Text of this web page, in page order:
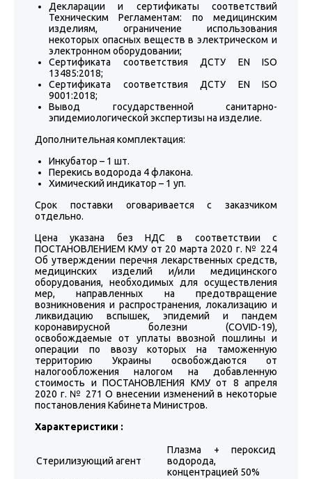
Декларации и сертификаты соответствий
Техническим Регламентам: по медицинским
изделиям, ограничение использования
некоторых опасных веществ в электрическом и
электронном оборудовании;
Сертификата соответствия ДСТУ EN ISO
13485:2018;
Сертификата соответствия ДСТУ EN ISO
9001:2018;
Вывод государственной санитарно-
эпидемиологической экспертизы на изделие.
Дополнительная комплектация:
Инкубатор – 1 шт.
Перекись водорода 4 флакона.
Химический индикатор – 1 уп.
Срок поставки оговаривается с заказчиком
отдельно.
Цена указана без НДС в соответствии с
ПОСТАНОВЛЕНИЕМ КМУ от 20 марта 2020 г. № 224
Об утверждении перечня лекарственных средств,
медицинских изделий и/или медицинского
оборудования, необходимых для осуществления
мер, направленных на предотвращение
возникновения и распространения, локализацию и
ликвидацию вспышек, эпидемий и пандем
коронавирусной болезни (COVID-19),
освобождаемые от уплаты ввозной пошлины и
операции по ввозу которых на таможенную
территорию Украины освобождаются от
налогообложения налогом на добавленную
стоимость и ПОСТАНОВЛЕНИЯ КМУ от 8 апреля
2020 г. № 271 О внесении изменений в некоторые
постановления Кабинета Министров.
Характеристики :
Стерилизующий агент
Плазма + пероксид
водорода,
концентрацией 50%